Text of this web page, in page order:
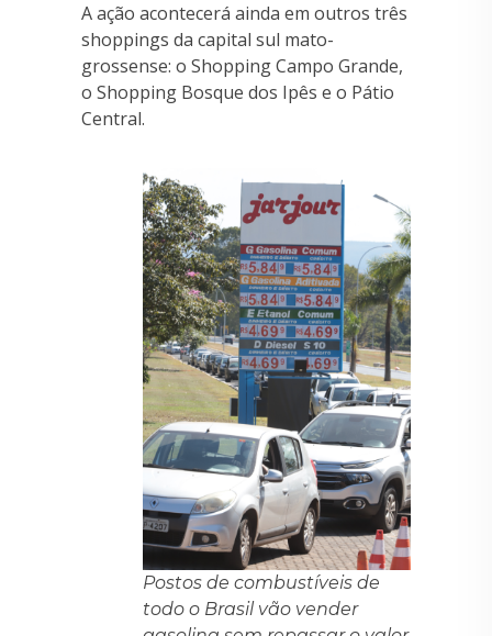
A ação acontecerá ainda em outros três
shoppings da capital sul mato-
grossense: o Shopping Campo Grande,
o Shopping Bosque dos Ipês e o Pátio
Central.
Postos de combustíveis de
todo o Brasil vão vender